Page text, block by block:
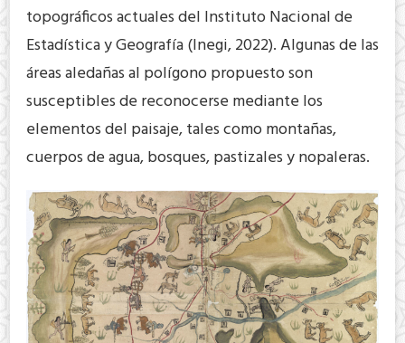
topográficos actuales del Instituto Nacional de
Estadística y Geografía (Inegi, 2022). Algunas de las
áreas aledañas al polígono propuesto son
susceptibles de reconocerse mediante los
elementos del paisaje, tales como montañas,
cuerpos de agua, bosques, pastizales y nopaleras.